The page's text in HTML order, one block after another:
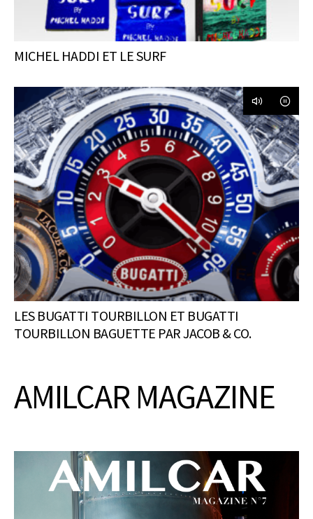
MICHEL HADDI ET LE SURF
LES BUGATTI TOURBILLON ET BUGATTI
TOURBILLON BAGUETTE PAR JACOB & CO.
AMILCAR MAGAZINE